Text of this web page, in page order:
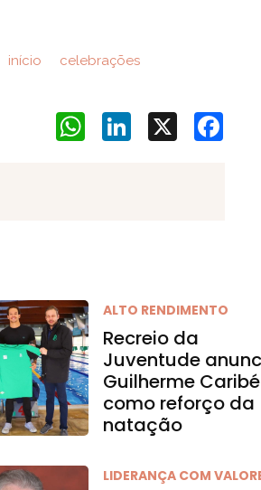
início
celebrações
X
LinkedIn
WhatsApp
ALTO RENDIMENTO
Recreio da
Juventude
Guilherme Caribé
como reforço da
natação
LIDERANÇA COM